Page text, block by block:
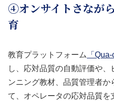
④オンサイトさなが
育
教育プラットフォーム 「
し、応対品質の自動評価や
ンニング教材、品質管理者
て、オペレータの応対品質